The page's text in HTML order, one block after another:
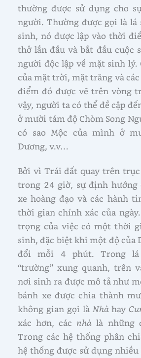
thường được sử dụng cho
người. Thường được gọi là lá
sinh, nó được lập vào thời
thở lần đầu và bắt đầu cuộc
người độc lập về mặt sinh
của mặt trời, mặt trăng và
điểm đó được vẽ trên vòng
vậy, người ta có thể đề cập
ở mười tám độ Chòm Song
có sao Mộc của mình ở
Dương, v.v…
Bởi vì Trái đất quay trên
trong 24 giờ, sự định hướng
xe hoàng đạo và các hành
thời gian chính xác của
trọng của việc có một thời
sinh, đặc biệt khi một độ của
đổi mỗi 4 phút. Trong
“trường” xung quanh, trên
nơi sinh ra được mô tả như
bánh xe được chia thành
không gian gọi là Nhàhay
xác hơn, các nhà là những
Trong các hệ thống phân
hệ thống được sử dụng